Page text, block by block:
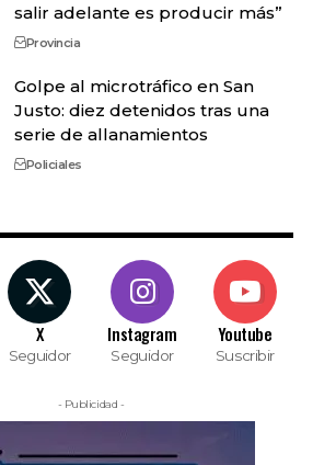
salir adelante es producir más”
Provincia
Golpe al microtráfico en San
Justo: diez detenidos tras una
serie de allanamientos
Policiales
X
Seguidor
Instagram
Seguidor
Youtube
Suscribir
- Publicidad -